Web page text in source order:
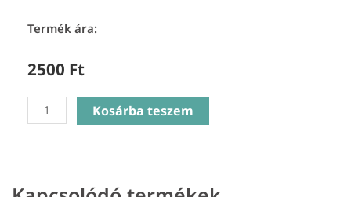
Termék ára:
2500 Ft
Heuchera
Carnival
Tűzeső
Kosárba teszem